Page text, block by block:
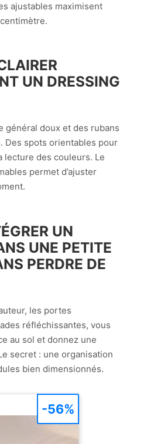
ajustables maximisent
UN DRESSING
général doux et des rubans
Des spots orientables pour
lecture des couleurs. Le
permet d’ajuster
UN
UNE PETITE
PERDRE DE
les portes
réfléchissantes, vous
au sol et donnez une
secret : une organisation
bien dimensionnés.
-56%